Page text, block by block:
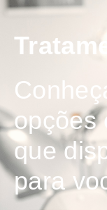
opções
que
para